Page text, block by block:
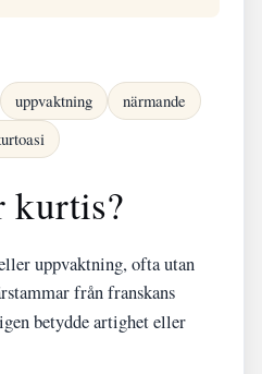
uppvaktning
närmande
kurtis?
uppvaktning, ofta utan
från franskans
betydde artighet eller